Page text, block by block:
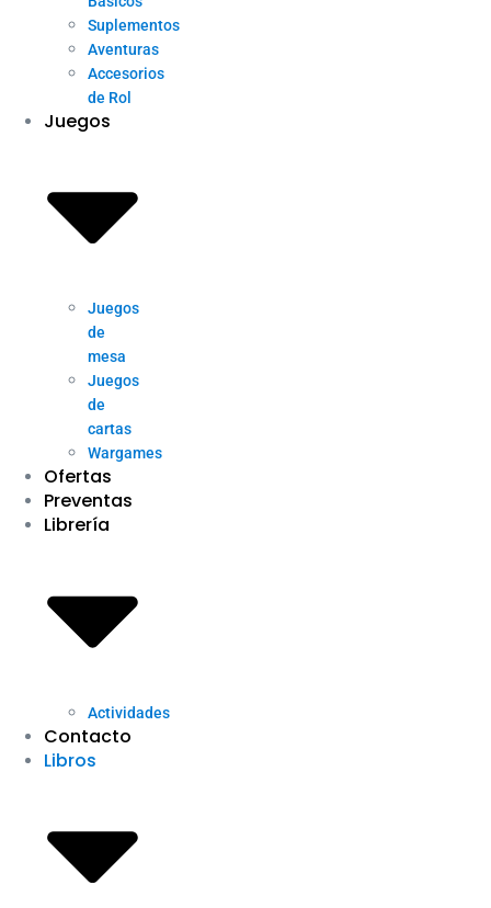
Suplementos
Aventuras
Accesorios
de Rol
Juegos
Juegos
de
mesa
Juegos
de
cartas
Wargames
Ofertas
Preventas
Librería
Actividades
Contacto
Libros